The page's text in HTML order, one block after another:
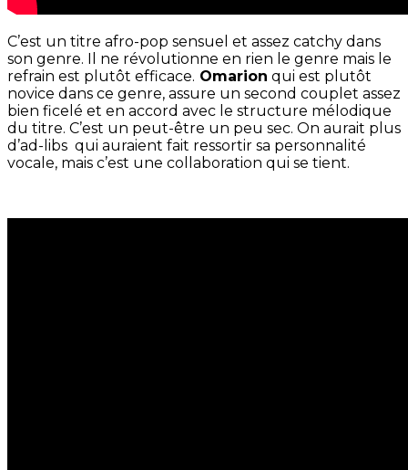
C’est un titre afro-pop sensuel et assez catchy dans
son genre. Il ne révolutionne en rien le genre mais le
refrain est plutôt efficace. Omarion qui est plutôt
novice dans ce genre, assure un second couplet assez
bien ficelé et en accord avec le structure mélodique
du titre. C’est un peut-être un peu sec. On aurait plus
d’ad-libs qui auraient fait ressortir sa personnalité
vocale, mais c’est une collaboration qui se tient.